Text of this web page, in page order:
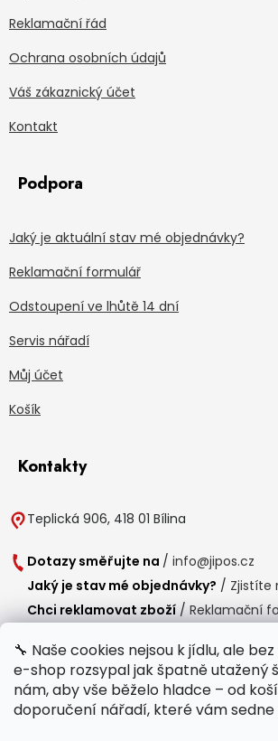
🔧 Naše cookies nejsou k jídlu, ale
e-shop rozsypal jak špatně utažený
nám, aby vše běželo hladce – od
doporučení nářadí, které vám sedne
Reklamační řád
Ochrana osobních údajů
Váš zákaznický účet
Kontakt
Podpora
Jaký je aktuální stav mé objednávky?
Reklamační formulář
Odstoupení ve lhůtě 14 dní
Servis nářadí
Můj účet
Košík
Kontakty
Teplická 906, 418 01 Bílina
Dotazy směřujte na / info@jipos.cz
Jaký je stav mé objednávky? / Zjistíte
Chci reklamovat zboží / Reklamační
Provozní doba
Po-Čt /
8:00 - 15:00